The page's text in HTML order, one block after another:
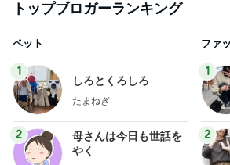
トップブロガーランキング
ペット
1
しろとくろしろ
たまねぎ
2
母さんは今日も世話を
やく
ファ
1
2